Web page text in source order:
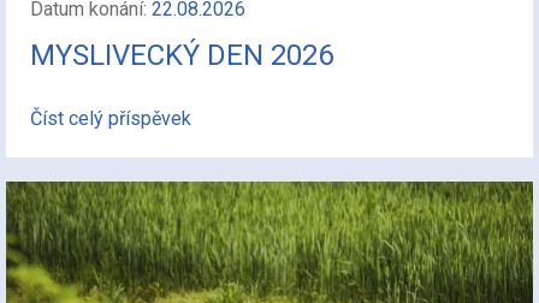
Datum konání: 22.08.2026
MYSLIVECKÝ DEN 2026
Číst celý příspěvek